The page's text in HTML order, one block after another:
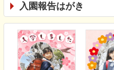
入園報告はがき